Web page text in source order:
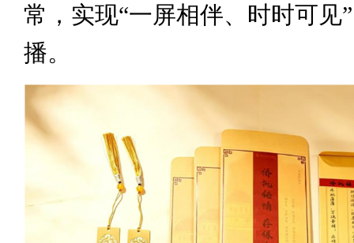
常，实现“一屏相伴、时时可见
播。